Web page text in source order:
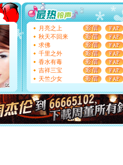
你太多，只有给你五千万：千万快乐！千
要平安！千万要知足！千万不要忘记我！
[圣诞节]不只这样的日子才会想起你,而是
能正大光明地骚扰你,告诉你,圣诞要快乐!
都要快乐噢!
[圣诞节]奉上一颗祝福的心,在这个特别的
如意,快乐,鲜花,一切美好的祝愿与你同在.
[元旦]
看到你我会触电；看不到你我要充
断电。爱你是我职业，想你是我事业，抱
你是我专业！水晶之恋祝你新年快乐
[元旦]如果上天让我许三个愿望，一是今
起；二是再生再世和你在一起；三是三生
离。水晶之恋祝你新年快乐
[元旦]当我狠下心扭头离去那一刻，你在
泣，这痛楚让我明白我多么爱你。我转身
月亮之上
秋天不回来
求佛
千里之外
香水有毒
吉祥三宝
天竺少女